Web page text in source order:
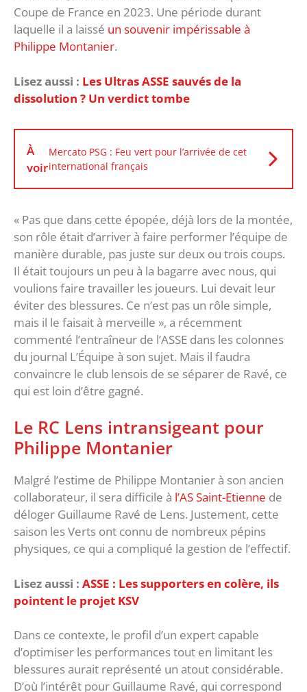
Coupe de France en 2023. Une période durant
laquelle il a laissé un souvenir impérissable à
Philippe Montanier.
Lisez aussi : Les Ultras ASSE sauvés de la
dissolution ? Un verdict tombe
À
voir
Mercato PSG : Feu vert pour l’arrivée de cet
international français
« Pas que dans cette épopée, déjà lors de la montée,
son rôle était d’arriver à faire performer l’équipe de
manière durable, pas juste sur deux ou trois coups.
Il était toujours un peu à la bagarre avec nous, qui
voulions faire travailler les joueurs. Lui devait leur
éviter des blessures. Ce n’est pas un rôle simple,
mais il le faisait à merveille », a récemment
commenté l’entraîneur de l’ASSE dans les colonnes
du journal L’Équipe à son sujet. Mais il faudra
convaincre le club lensois de se séparer de Ravé, ce
qui est loin d’être gagné.
Le RC Lens intransigeant pour
Philippe Montanier
Malgré l’estime de Philippe Montanier à son ancien
collaborateur, il sera difficile à l’AS Saint-Etienne de
déloger Guillaume Ravé de Lens. Justement, cette
saison les Verts ont connu de nombreux pépins
physiques, ce qui a compliqué la gestion de l’effectif.
Lisez aussi : ASSE : Les supporters en colère, ils
pointent le projet KSV
Dans ce contexte, le profil d’un expert capable
d’optimiser les performances tout en limitant les
blessures aurait représenté un atout considérable.
D’où l’intérêt pour Guillaume Ravé, qui correspond